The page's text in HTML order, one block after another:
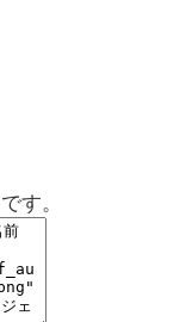
す。